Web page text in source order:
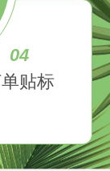
04
贴标